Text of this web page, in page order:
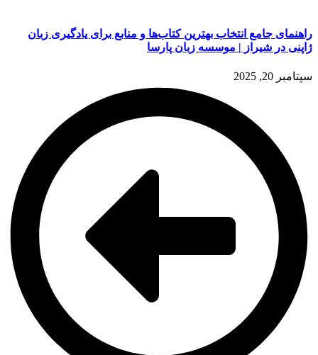
راهنمای جامع انتخاب بهترین کتاب‌ها و منابع برای یادگیری زبان
ژاپنی در شیراز | موسسه زبان پارسا
سپتامبر 20, 2025